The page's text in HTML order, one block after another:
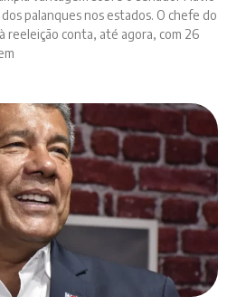
palanques nos estados. O chefe do
reeleição conta, até agora, com 26